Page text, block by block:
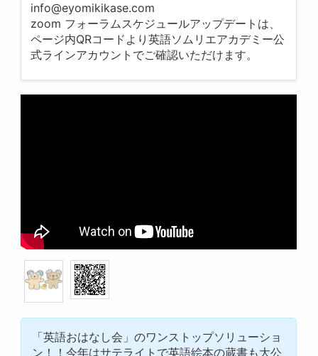
info@eyomikikase.com
zoom フォーラムスケジュールアップデートは、
ページ内QRコードより英語ソムリエアカデミー公
式ラインアカウントでご確認いただけます。
「英語おはなし会」のワンストップソリューショ
ン！！今年はサテライトで英語絵本の蔵書も大公